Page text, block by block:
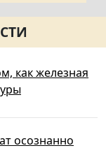
как железная
осознанно